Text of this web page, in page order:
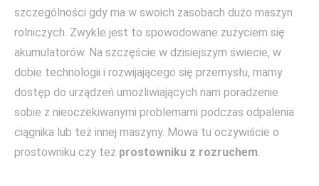
szczególności gdy ma w swoich zasobach dużo maszyn
rolniczych. Zwykle jest to spowodowane zużyciem się
akumulatorów. Na szczęście w dzisiejszym świecie, w
dobie technologii i rozwijającego się przemysłu, mamy
dostęp do urządzeń umożliwiających nam poradzenie
sobie z nieoczekiwanymi problemami podczas odpalenia
ciągnika lub też innej maszyny. Mowa tu oczywiście o
prostowniku czy też prostowniku z rozruchem